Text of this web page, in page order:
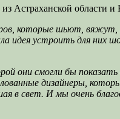
Астраханской области и
которые шьют, вяжут,
устроить для них
они смогли бы показать
дизайнеры,
в свет. И мы очень